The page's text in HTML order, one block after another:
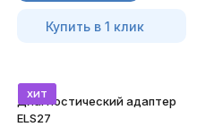
Купить в 1 клик
хит
Диагностический адаптер
ELS27